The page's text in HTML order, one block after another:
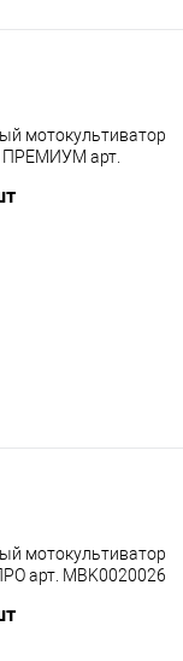
мотокультиватор
арт.
мотокультиватор
арт. MBK0020026